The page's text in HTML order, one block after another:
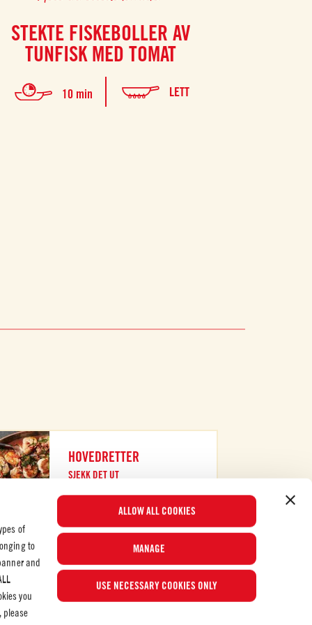
of
to
and
you
please
ALLOW ALL COOKIES
MANAGE
USE NECESSARY COOKIES ONLY
STEKTE FISKEBOLLER AV
TUNFISK MED TOMAT
10 min LETT
HOVEDRETTER
SJEKK DET UT
Populære oppskrifter